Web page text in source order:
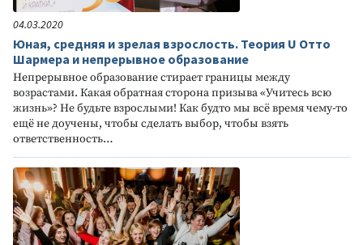
04.03.2020
Юная, средняя и зрелая взрослость. Теория U Отто
Шармера и непрерывное образование
Непрерывное образование стирает границы между
возрастами. Какая обратная сторона призыва «Учитесь всю
жизнь»? Не будьте взрослыми! Как будто мы всё время чему-то
ещё не доучены, чтобы сделать выбор, чтобы взять
ответственность…